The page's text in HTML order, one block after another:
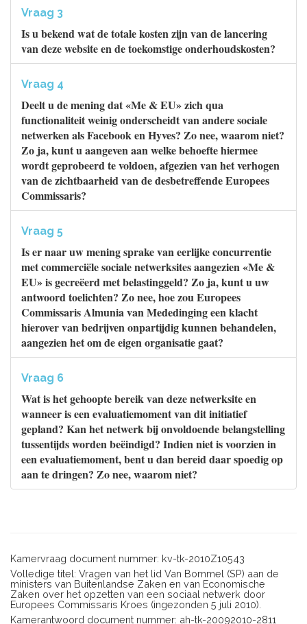
Vraag 3
Is u bekend wat de totale kosten zijn van de lancering
van deze website en de toekomstige onderhoudskosten?
Vraag 4
Deelt u de mening dat «Me & EU» zich qua
functionaliteit weinig onderscheidt van andere sociale
netwerken als Facebook en Hyves? Zo nee, waarom niet?
Zo ja, kunt u aangeven aan welke behoefte hiermee
wordt geprobeerd te voldoen, afgezien van het verhogen
van de zichtbaarheid van de desbetreffende Europees
Commissaris?
Vraag 5
Is er naar uw mening sprake van eerlijke concurrentie
met commerciële sociale netwerksites aangezien «Me &
EU» is gecreëerd met belastinggeld? Zo ja, kunt u uw
antwoord toelichten? Zo nee, hoe zou Europees
Commissaris Almunia van Mededinging een klacht
hierover van bedrijven onpartijdig kunnen behandelen,
aangezien het om de eigen organisatie gaat?
Vraag 6
Wat is het gehoopte bereik van deze netwerksite en
wanneer is een evaluatiemoment van dit initiatief
gepland? Kan het netwerk bij onvoldoende belangstelling
tussentijds worden beëindigd? Indien niet is voorzien in
een evaluatiemoment, bent u dan bereid daar spoedig op
aan te dringen? Zo nee, waarom niet?
Kamervraag document nummer: kv-tk-2010Z10543
Volledige titel: Vragen van het lid Van Bommel (SP) aan de
ministers van Buitenlandse Zaken en van Economische
Zaken over het opzetten van een sociaal netwerk door
Europees Commissaris Kroes (ingezonden 5 juli 2010).
Kamerantwoord document nummer: ah-tk-20092010-2811